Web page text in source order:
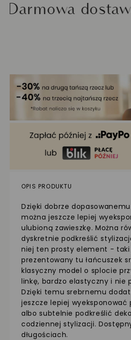
dostawa
OPIS PRODUKTU
Dzięki dobrze dopasowanemu
można jeszcze lepiej
ulubioną zawieszkę. Można
dyskretnie podkreślić
niej ten prosty element - taki
prezentowany tu łańcuszek
klasyczny model o splocie
linkę, bardzo elastyczny i nie
Dzięki temu srebrnemu
jeszcze lepiej wyeksponować
albo subtelnie podkreślić
codziennej stylizacji.
długościach.